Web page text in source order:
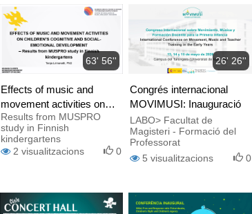
63' 56''
Effects of music and
movement activities on
children's cognitive and
social-emotional
development
Results from MUSPRO
study in Finnish
kindergartens
2 visualitzacions 0
26' 26''
Congrés internacional
MOVIMUSI: Inauguració
LABO> Facultat de
Magisteri - Formació del
Professorat
5 visualitzacions 0